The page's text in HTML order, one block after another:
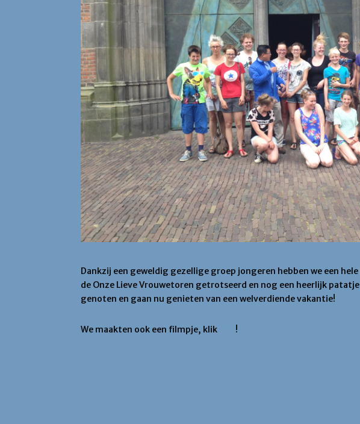
Dankzij een geweldig gezellige groep jongeren hebben we een
de Onze Lieve Vrouwetoren getrotseerd en nog een heerlijk
genoten en gaan nu genieten van een welverdiende vakantie!
We maakten ook een filmpje, klik !